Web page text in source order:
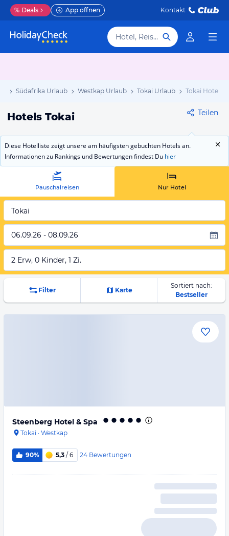
% Deals App öffnen Kontakt
Hotel, Reiseziel
Südafrika Urlaub Westkap Urlaub Tokai Urlaub Tokai Hotels
Hotels Tokai Teilen
Diese Hotelliste zeigt unsere am häufigsten gebuchten Hotels an.
Informationen zu Rankings und Bewertungen findest Du hier
Pauschalreisen Nur Hotel
Tokai
06.09.26 - 08.09.26
2 Erw, 0 Kinder, 1 Zi.
Filter Karte
Sortiert nach:
Bestseller
Steenberg Hotel & Spa
Tokai · Westkap
90% 5,3 / 6 24 Bewertungen